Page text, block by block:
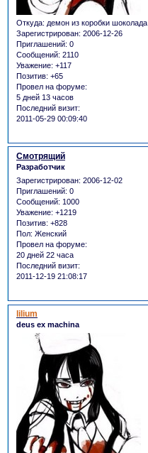
Откуда: демон из коробки шоколада
Зарегистрирован: 2006-12-26
Приглашений: 0
Сообщений: 2110
Уважение: +117
Позитив: +65
Провел на форуме:
5 дней 13 часов
Последний визит:
2011-05-29 00:09:40
Смотрящий
Разработчик
Зарегистрирован: 2006-12-02
Приглашений: 0
Сообщений: 1000
Уважение: +1219
Позитив: +828
Пол: Женский
Провел на форуме:
20 дней 22 часа
Последний визит:
2011-12-19 21:08:17
lilium
deus ex machina